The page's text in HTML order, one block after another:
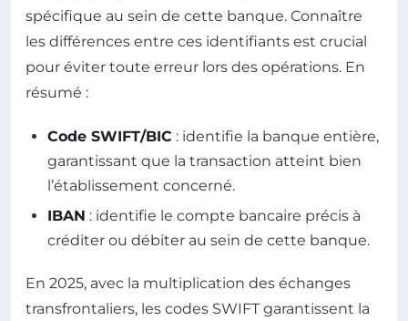
spécifique au sein de cette banque. Connaître
les différences entre ces identifiants est crucial
pour éviter toute erreur lors des opérations. En
résumé :
Code SWIFT/BIC : identifie la banque entière,
garantissant que la transaction atteint bien
l’établissement concerné.
IBAN : identifie le compte bancaire précis à
créditer ou débiter au sein de cette banque.
En 2025, avec la multiplication des échanges
transfrontaliers, les codes SWIFT garantissent la